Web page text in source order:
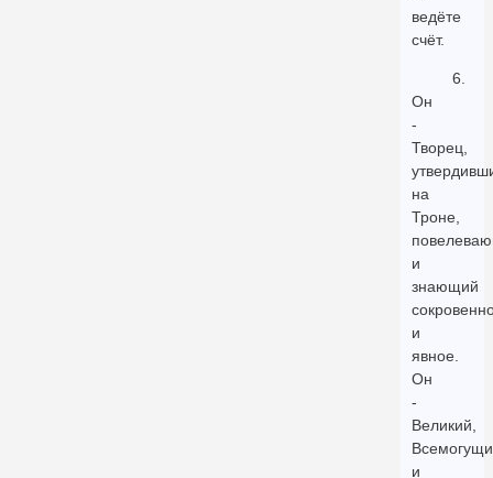
ведёте
счёт.
6.
Он
-
Творец,
на
Троне,
и
знающий
и
явное.
Он
-
Великий,
и